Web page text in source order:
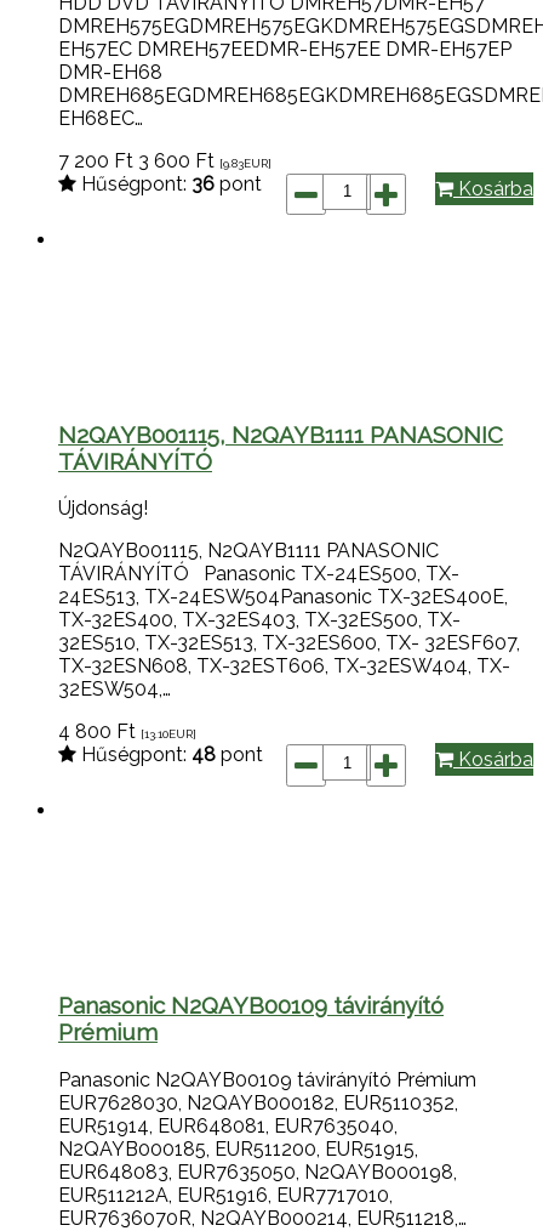
EH57EC DMREH57EEDMR-EH57EE DMR-EH57EP
DMR-EH68
EH68EC…
7 200 Ft 3 600 Ft [9.83EUR]
Hűségpont: 36 pont Kosárba
N2QAYB001115, N2QAYB1111 PANASONIC
TÁVIRÁNYÍTÓ
Újdonság!
N2QAYB001115, N2QAYB1111 PANASONIC
TÁVIRÁNYÍTÓ Panasonic TX-24ES500, TX-
24ES513, TX-24ESW504Panasonic TX-32ES400E,
TX-32ES400, TX-32ES403, TX-32ES500, TX-
32ES510, TX-32ES513, TX-32ES600, TX- 32ESF607,
TX-32ESN608, TX-32EST606, TX-32ESW404, TX-
32ESW504,…
4 800 Ft [13.10EUR]
Hűségpont: 48 pont Kosárba
Panasonic N2QAYB00109 távirányító
Prémium
Panasonic N2QAYB00109 távirányító Prémium
EUR7628030, N2QAYB000182, EUR5110352,
EUR51914, EUR648081, EUR7635040,
N2QAYB000185, EUR511200, EUR51915,
EUR648083, EUR7635050, N2QAYB000198,
EUR511212A, EUR51916, EUR7717010,
EUR7636070R, N2QAYB000214, EUR511218,…